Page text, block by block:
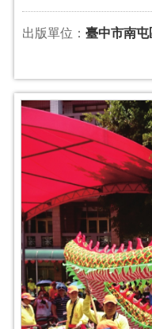
出版單位： 臺中市南屯